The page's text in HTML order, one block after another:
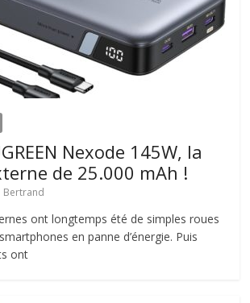
Nexode 145W, la
de 25.000 mAh !
Bertrand
ont longtemps été de simples roues
en panne d’énergie. Puis
ont